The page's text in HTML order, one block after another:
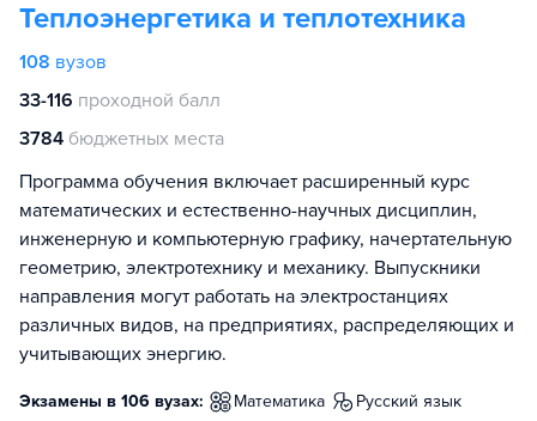
Теплоэнергетика и теплотехника
108 вузов
33-116 проходной балл
3784 бюджетных места
Программа обучения включает расширенный курс
математических и естественно-научных дисциплин,
инженерную и компьютерную графику, начертательную
геометрию, электротехнику и механику. Выпускники
направления могут работать на электростанциях
различных видов, на предприятиях, распределяющих и
учитывающих энергию.
Экзамены в 106 вузах: математика
русский язык